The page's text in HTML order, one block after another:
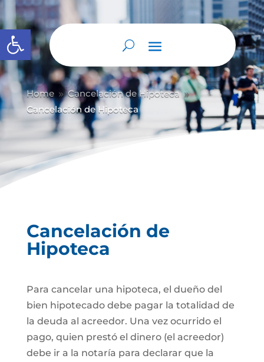
Abrir barra de herramientas
Home 9 Cancelación de Hipoteca 9
Cancelación de Hipoteca
Cancelación de
Hipoteca
Para cancelar una hipoteca, el dueño del
bien hipotecado debe pagar la totalidad de
la deuda al acreedor. Una vez ocurrido el
pago, quien prestó el dinero (el acreedor)
debe ir a la notaría para declarar que la